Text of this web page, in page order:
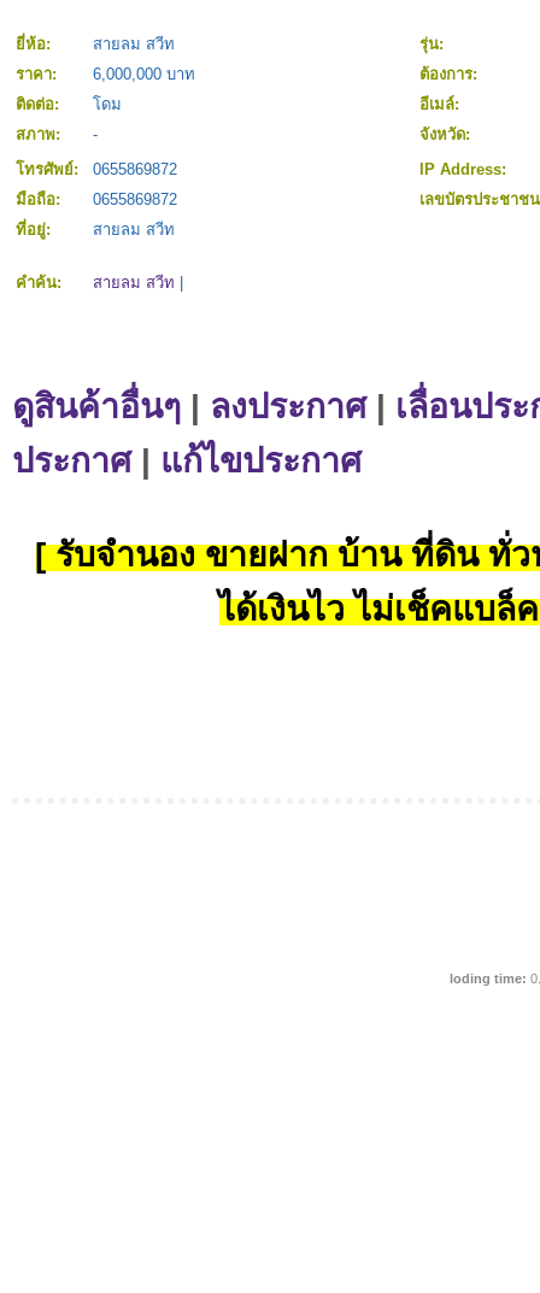
ยี่ห้อ: สายลม สวีท
รุ่น:
ราคา:
6,000,000 บาท
ต้องการ:
ติดต่อ:
โดม
อีเมล์:
สภาพ:
-
จังหวัด:
โทรศัพย์:
0655869872
IP Address:
มือถือ:
0655869872
เลขบัตรประชาช
ที่อยู่:
สายลม สวีท
คำค้น: สายลม สวีท
ดูสินค้าอื่นๆ | ลงประกาศ| เลื่อนปร
ประกาศ| แก้ไขประกาศ
[ รับจำนอง ขายฝาก บ้าน ที่ดิน ทั่ว
ได้เงินไว ไม่เช็คแบล็
loding time: